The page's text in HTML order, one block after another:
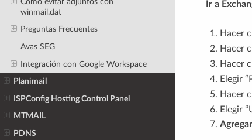
winmail.dat
Preguntas Frecuentes
Avas SEG
Integración con Google Workspace
Planimail
ISPConfig Hosting Control Panel
MTMAIL
PDNS
Ir a
Hacer
Hacer
Hacer
Elegir
Hacer
Elegir